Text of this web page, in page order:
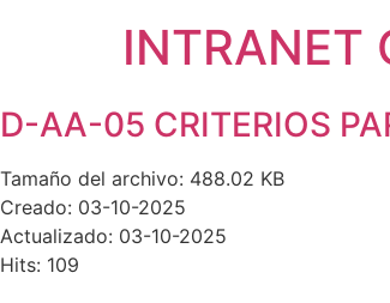
INTRANET
D-AA-05 CRITERIOS
Tamaño del archivo: 488.02 KB
Creado: 03-10-2025
Actualizado: 03-10-2025
Hits: 109